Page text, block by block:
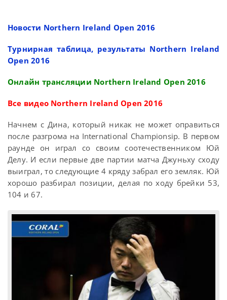
Новости Northern Ireland Open 2016
Турнирная таблица, результаты Northern Ireland
Open 2016
Онлайн трансляции Northern Ireland Open 2016
Все видео Northern Ireland Open 2016
Начнем с Дина, который никак не может оправиться
после разгрома на International Championsip. В первом
раунде он играл со своим соотечественником Юй
Делу. И если первые две партии матча Джуньху сходу
выиграл, то следующие 4 кряду забрал его земляк. Юй
хорошо разбирал позиции, делая по ходу брейки 53,
104 и 67.